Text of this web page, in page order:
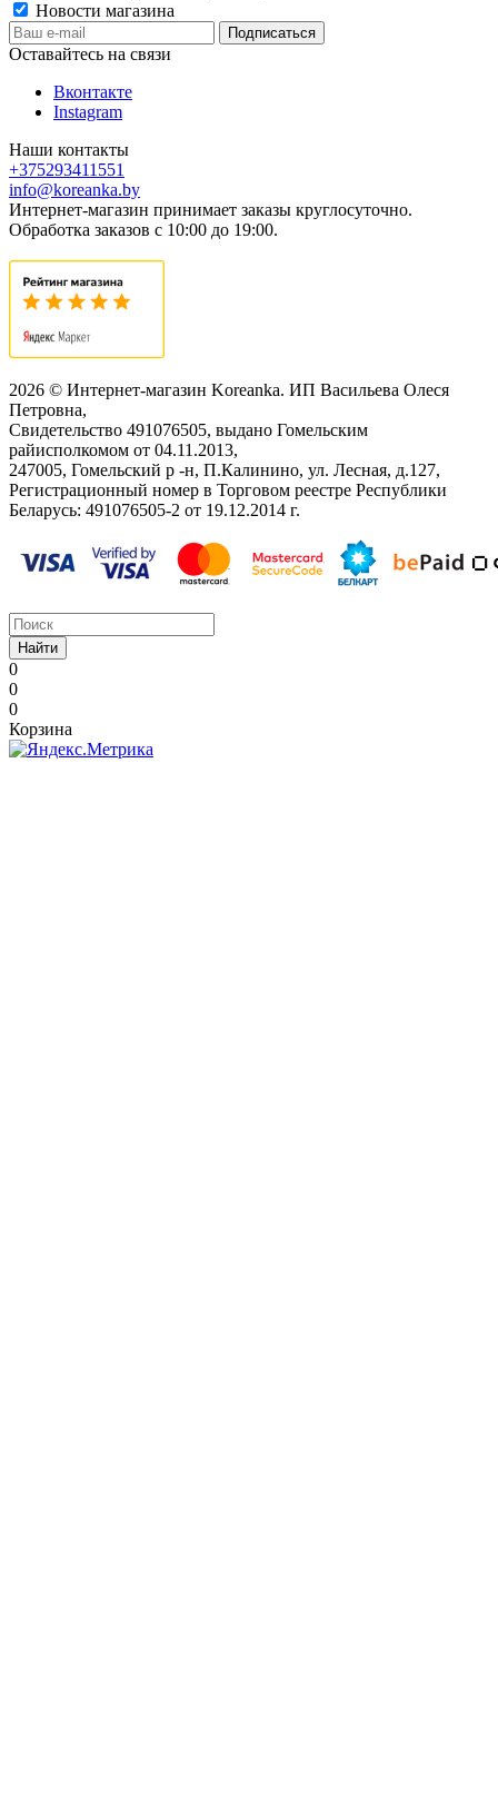
Новости магазина
Оставайтесь на связи
Вконтакте
Instagram
Наши контакты
+375293411551
info@koreanka.by
Интернет-магазин принимает заказы круглосуточно.
Обработка заказов с 10:00 до 19:00.
2026 © Интернет-магазин Koreanka. ИП Васильева Олеся
Петровна,
Свидетельство ‎491076505, выдано Гомельским
райисполкомом от 04.11.2013,
247005, Гомельский р -н, П.Калинино, ул. Лесная, д.127,
Регистрационный номер в Торговом реестре Республики
Беларусь: ‎491076505-2 от 19.12.2014 г.
Найти
0
0
0
Корзина